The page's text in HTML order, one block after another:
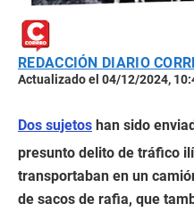
REDACCIÓN DIARIO
Actualizado el 04/12/2024,
Dos sujetos han sido
presunto delito de tráfico
transportaban en un
de sacos de rafia, que